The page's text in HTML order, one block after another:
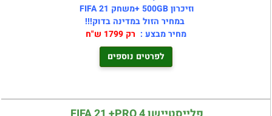
וזיכרון 500GB +משחק FIFA 21
במחיר הזול במדינה בדוק!!!
מחיר מבצע : רק 1799 ש"ח
לפרטים נוספים